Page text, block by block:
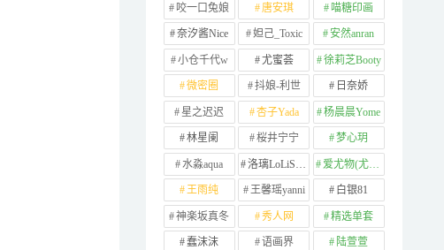
咬一口兔娘 唐安琪 喵糖印画
奈汐酱Nice 妲己_Toxic 安然anran
小仓千代w 尤蜜荟 徐莉芝Booty
微密圈 抖娘-利世 日奈娇
星之迟迟 杏子Yada 杨晨晨Yome
林星阑 桜井宁宁 梦心玥
水淼aqua 洛璃LoLiSAMA 爱尤物(尤果网)
王雨纯 王馨瑶yanni 白银81
神楽坂真冬 秀人网 精选单套
蠢沫沫 语画界 陆萱萱